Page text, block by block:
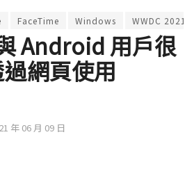
FaceTime Windows WWDC 2021
Android 用戶很
網頁使用
年 06 月 09 日